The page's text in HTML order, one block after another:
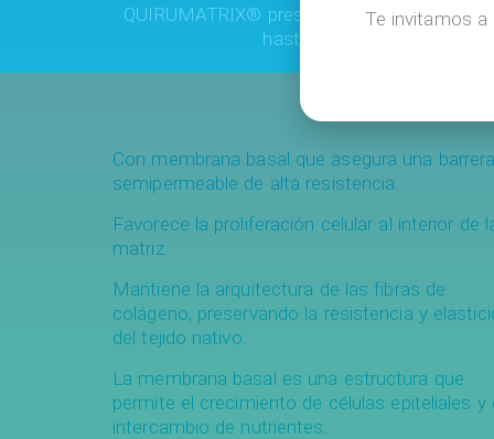
QUIRUMATRIX® presenta una alta
hasta 9,9 N/mm2 antes de
Con membrana basal que asegura una barrera
semipermeable de alta resistencia.
Favorece la proliferación celular al interior de
matriz.
Mantiene la arquitectura de las fibras de
colágeno, preservando la resistencia y
del tejido nativo.
La membrana basal es una estructura que
permite el crecimiento de células epiteliales y
intercambio de nutrientes.
Te invitamos a